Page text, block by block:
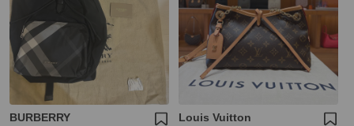
BURBERRY Louis Vuitton